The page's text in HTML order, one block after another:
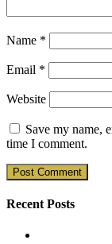
Name *
Email *
Website
Save my name,
time I comment.
Recent Posts